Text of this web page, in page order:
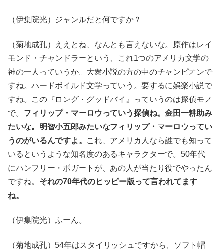
（伊集院光）ジャンルだと何ですか？
（菊地成孔）ええとね、なんとも言えないな。原作はレイ
モンド・チャンドラーという、これ1つのアメリカ文学の
神の一人っていうか。大衆小説の方の中のチャンピオンで
すね。ハードボイルド文学っていう。要するに娯楽小説で
すね。この『ロング・グッドバイ』っていうのは探偵モノ
で。 フィリップ・マーロウっていう探偵ね。金田一耕助み
たいな。明智小五郎みたいなフィリップ・マーロウってい
うのがいるんですよ。
これ、アメリカ人なら誰でも知って
いるというような知名度のあるキャラクターで。50年代
にハンフリー・ボガートが、あの人が当たり役でやったん
ですね。 それの70年代のヒッピー版って言われてます
ね。
（伊集院光）ふーん。
（菊地成孔）54年はスタイリッシュですから、ソフト帽